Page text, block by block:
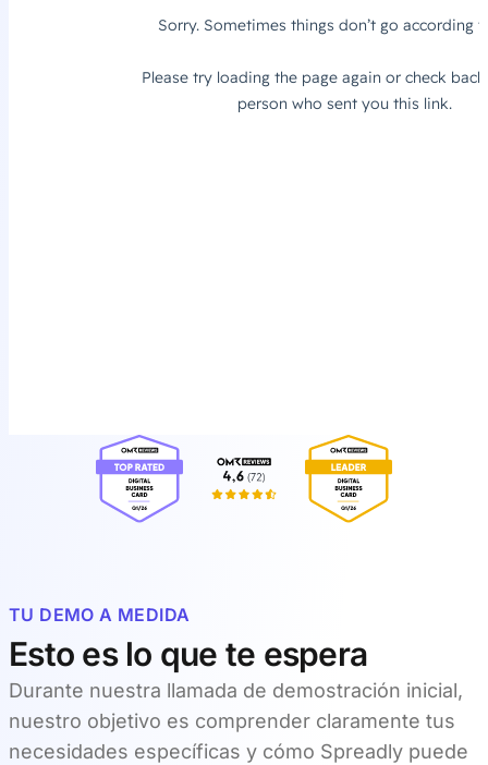
TU DEMO A MEDIDA
Esto es lo que te espera
Durante nuestra llamada de demostración inicial,
nuestro objetivo es comprender claramente tus
necesidades específicas y cómo Spreadly puede